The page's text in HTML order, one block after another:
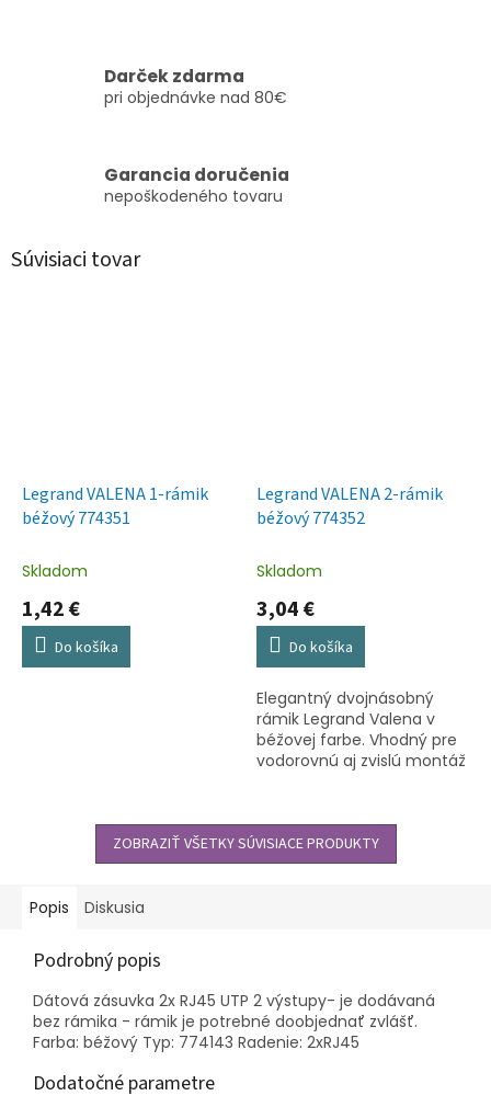
Darček zdarma
pri objednávke nad 80€
Garancia doručenia
nepoškodeného tovaru
Súvisiaci tovar
Legrand VALENA 1-rámik
béžový 774351
Skladom
1,42 €
Do košíka
Legrand VALENA 2-rámik
béžový 774352
Skladom
3,04 €
Do košíka
Elegantný dvojnásobný
rámik Legrand Valena v
béžovej farbe. Vhodný pre
vodorovnú aj zvislú montáž
ZOBRAZIŤ VŠETKY SÚVISIACE PRODUKTY
Popis Diskusia
Podrobný popis
Dátová zásuvka 2x RJ45 UTP 2 výstupy- je dodávaná
bez rámika - rámik je potrebné doobjednať zvlášť.
Farba: béžový Typ: 774143 Radenie: 2xRJ45
Dodatočné parametre